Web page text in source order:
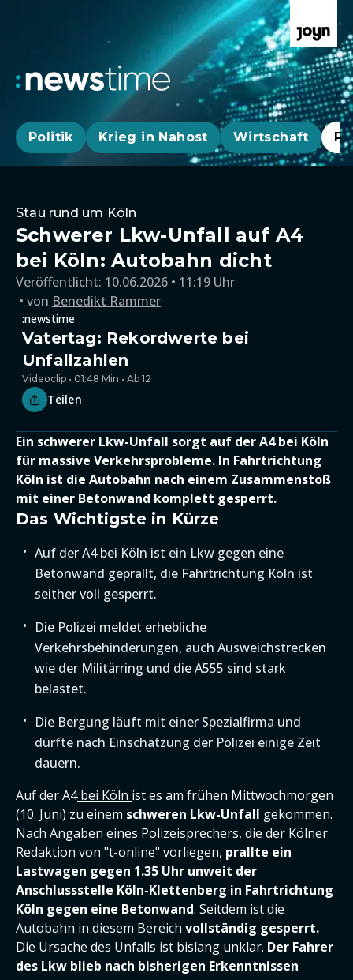
Politik Krieg in Nahost Wirtschaft
Stau rund um Köln
Schwerer Lkw-Unfall auf A4
bei Köln: Autobahn dicht
Veröffentlicht: 10.06.2026 • 11:19 Uhr
von Benedikt Rammer
:newstime
Vatertag: Rekordwerte bei
Unfallzahlen
Videoclip • 01:48 Min • Ab 12
Teilen
Ein schwerer Lkw-Unfall sorgt auf der A4 bei Köln
für massive Verkehrsprobleme. In Fahrtrichtung
Köln ist die Autobahn nach einem Zusammenstoß
mit einer Betonwand komplett gesperrt.
Das Wichtigste in Kürze
Auf der A4 bei Köln ist ein Lkw gegen eine
Betonwand geprallt, die Fahrtrichtung Köln ist
seither voll gesperrt.
Die Polizei meldet erhebliche
Verkehrsbehinderungen, auch Ausweichstrecken
wie der Militärring und die A555 sind stark
belastet.
Die Bergung läuft mit einer Spezialfirma und
dürfte nach Einschätzung der Polizei einige Zeit
dauern.
Auf der A4bei Köln ist es am frühen Mittwochmorgen
(10. Juni) zu einem schweren Lkw-Unfall gekommen.
Nach Angaben eines Polizeisprechers, die der Kölner
Redaktion von "t-online" vorliegen, prallte ein
Lastwagen gegen 1.35 Uhr unweit der
Anschlussstelle Köln-Klettenberg in Fahrtrichtung
Köln gegen eine Betonwand. Seitdem ist die
Autobahn in diesem Bereich vollständig gesperrt.
Die Ursache des Unfalls ist bislang unklar. Der Fahrer
des Lkw blieb nach bisherigen Erkenntnissen